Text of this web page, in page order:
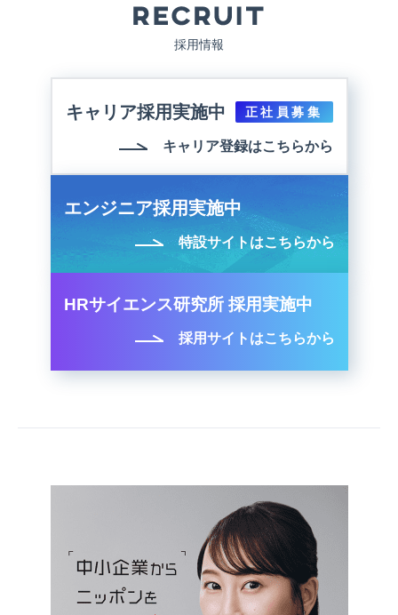
採用情報
キャリア採用実施中 正社員募集
キャリア登録はこちらから
エンジニア採用実施中
特設サイトはこちらから
HRサイエンス研究所 採用実施中
採用サイトはこちらから